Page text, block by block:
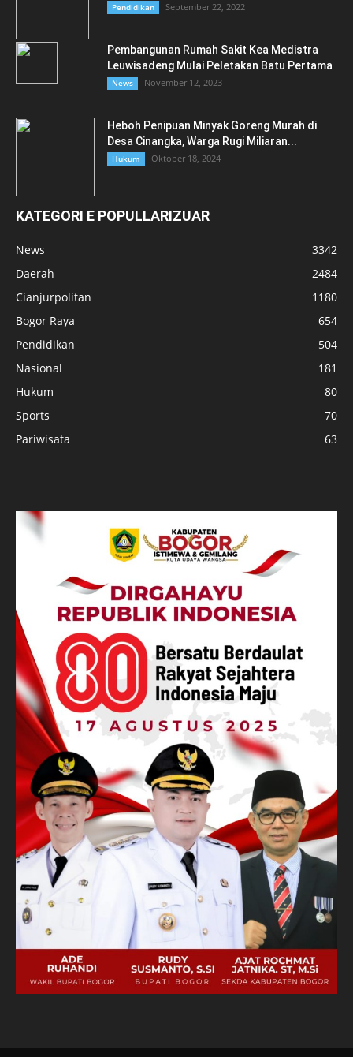
Pendidikan September 22, 2022
Pembangunan Rumah Sakit Kea Medistra
Leuwisadeng Mulai Peletakan Batu Pertama
News November 12, 2023
Heboh Penipuan Minyak Goreng Murah di
Desa Cinangka, Warga Rugi Miliaran...
Hukum Oktober 18, 2024
KATEGORI E POPULLARIZUAR
News
3342
Daerah
2484
Cianjurpolitan
1180
Bogor Raya
654
Pendidikan
504
Nasional
181
Hukum
80
Sports
70
Pariwisata
63